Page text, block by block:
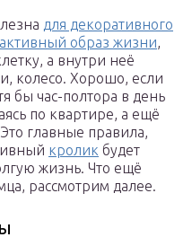
для декоративного
образ жизни,
а внутри неё
колесо. Хорошо, если
бы час-полтора в день
по квартире, а ещё
главные правила,
кролик будет
жизнь. Что ещё
рассмотрим далее.